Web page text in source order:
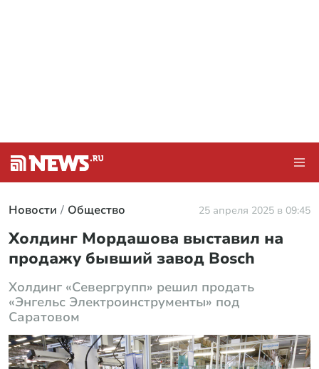
Новости Общество 25 апреля 2025 в 09:45
Холдинг Мордашова выставил на
продажу бывший завод Bosch
Холдинг «Севергрупп» решил продать
«Энгельс Электроинструменты» под
Саратовом